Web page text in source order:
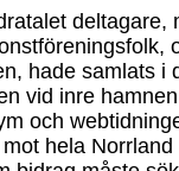
deltagare,
hade samlats i
vid inre
och
hela